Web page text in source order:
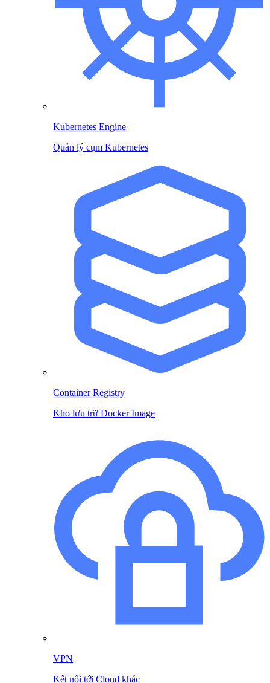
Kubernetes Engine
Quản lý cụm Kubernetes
Container Registry
Kho lưu trữ Docker Image
VPN
Kết nối tới Cloud khác